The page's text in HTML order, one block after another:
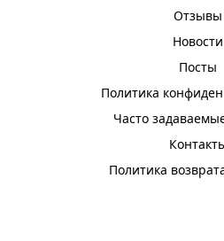
Отзывы
Новости
Посты
Политика
Часто
Политика